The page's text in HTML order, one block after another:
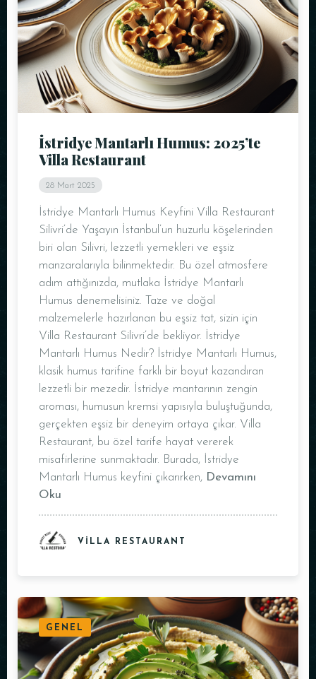
İstridye Mantarlı Humus: 2025’te
Villa Restaurant
28 Mart 2025
İstridye Mantarlı Humus Keyfini Villa Restaurant
Silivri’de Yaşayın İstanbul’un huzurlu köşelerinden
biri olan Silivri, lezzetli yemekleri ve eşsiz
manzaralarıyla bilinmektedir. Bu özel atmosfere
adım attığınızda, mutlaka İstridye Mantarlı
Humus denemelisiniz. Taze ve doğal
malzemelerle hazırlanan bu eşsiz tat, sizin için
Villa Restaurant Silivri’de bekliyor. İstridye
Mantarlı Humus Nedir? İstridye Mantarlı Humus,
klasik humus tarifine farklı bir boyut kazandıran
lezzetli bir mezedir. İstridye mantarının zengin
aroması, humusun kremsi yapısıyla buluştuğunda,
gerçekten eşsiz bir deneyim ortaya çıkar. Villa
Restaurant, bu özel tarife hayat vererek
misafirlerine sunmaktadır. Burada, İstridye
Mantarlı Humus keyfini çıkarırken, Devamını
Oku
VILLA RESTAURANT
GENEL
Masa Rezervasyonu
Saat
REZERVE ET